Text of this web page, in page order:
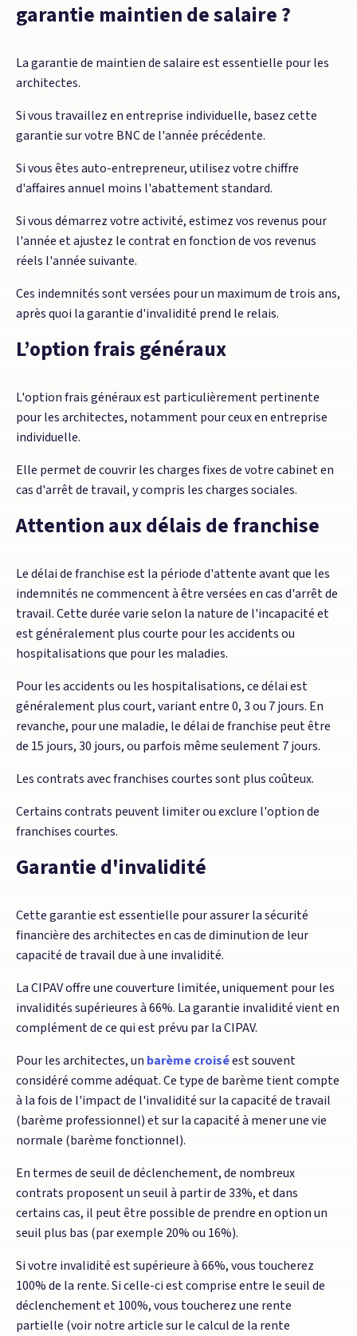
garantie maintien de salaire ?
La garantie de maintien de salaire est essentielle pour les
architectes.
Si vous travaillez en entreprise individuelle, basez cette
garantie sur votre BNC de l'année précédente.
Si vous êtes auto-entrepreneur, utilisez votre chiffre
d'affaires annuel moins l'abattement standard.
Si vous démarrez votre activité, estimez vos revenus pour
l'année et ajustez le contrat en fonction de vos revenus
réels l'année suivante.
Ces indemnités sont versées pour un maximum de trois ans,
après quoi la garantie d'invalidité prend le relais.
L’option frais généraux
L'option frais généraux est particulièrement pertinente
pour les architectes, notamment pour ceux en entreprise
individuelle.
Elle permet de couvrir les charges fixes de votre cabinet en
cas d'arrêt de travail, y compris les charges sociales.
Attention aux délais de franchise
Le délai de franchise est la période d'attente avant que les
indemnités ne commencent à être versées en cas d'arrêt de
travail. Cette durée varie selon la nature de l'incapacité et
est généralement plus courte pour les accidents ou
hospitalisations que pour les maladies.
Pour les accidents ou les hospitalisations, ce délai est
généralement plus court, variant entre 0, 3 ou 7 jours. En
revanche, pour une maladie, le délai de franchise peut être
de 15 jours, 30 jours, ou parfois même seulement 7 jours.
Les contrats avec franchises courtes sont plus coûteux.
Certains contrats peuvent limiter ou exclure l'option de
franchises courtes.
Garantie d'invalidité
Cette garantie est essentielle pour assurer la sécurité
financière des architectes en cas de diminution de leur
capacité de travail due à une invalidité.
La CIPAV offre une couverture limitée, uniquement pour les
invalidités supérieures à 66%. La garantie invalidité vient en
complément de ce qui est prévu par la CIPAV.
Pour les architectes, un barème croiséest souvent
considéré comme adéquat. Ce type de barème tient compte
à la fois de l'impact de l'invalidité sur la capacité de travail
(barème professionnel) et sur la capacité à mener une vie
normale (barème fonctionnel).
En termes de seuil de déclenchement, de nombreux
contrats proposent un seuil à partir de 33%, et dans
certains cas, il peut être possible de prendre en option un
seuil plus bas (par exemple 20% ou 16%).
Si votre invalidité est supérieure à 66%, vous toucherez
100% de la rente. Si celle-ci est comprise entre le seuil de
déclenchement et 100%, vous toucherez une rente
partielle (voir notre article sur le calcul de la rente